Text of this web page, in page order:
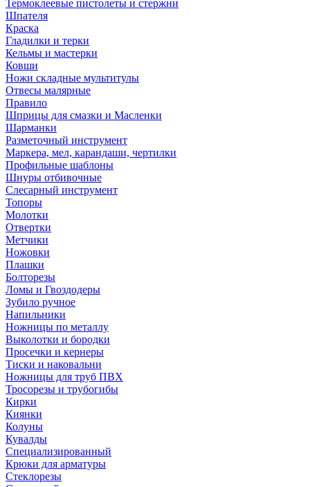
Термоклеевые пистолеты и стержни
Шпателя
Краска
Гладилки и терки
Кельмы и мастерки
Ковши
Ножи складные мультитулы
Отвесы малярные
Правило
Шприцы для смазки и Масленки
Шарманки
Разметочный инструмент
Маркера, мел, карандаши, чертилки
Профильные шаблоны
Шнуры отбивочные
Слесарный инструмент
Топоры
Молотки
Отвертки
Метчики
Ножовки
Плашки
Болторезы
Ломы и Гвоздодеры
Зубило ручное
Напильники
Ножницы по металлу
Выколотки и бородки
Просечки и кернеры
Тиски и наковальни
Ножницы для труб ПВХ
Тросорезы и трубогибы
Кирки
Киянки
Колуны
Кувалды
Специализированный
Крюки для арматуры
Стеклорезы